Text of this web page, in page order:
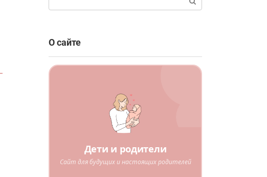
О сайте
Дети и родители
Сайт для будущих и настоящих родителей